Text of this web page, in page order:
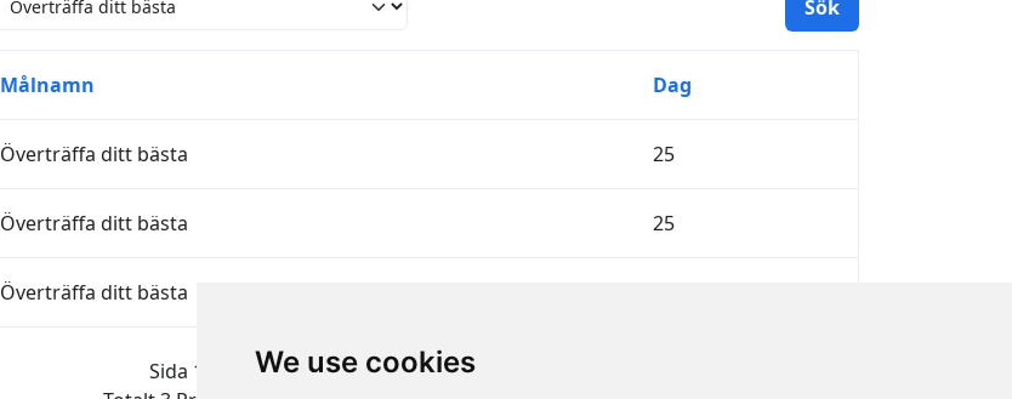
We use cookies
Målnamn Dag
Överträffa ditt bästa 25
Överträffa ditt bästa 25
Överträffa ditt bästa
Sida 1 av 1